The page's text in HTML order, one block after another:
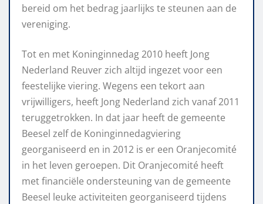
bereid om het bedrag jaarlijks te steunen aan de
vereniging.
Tot en met Koninginnedag 2010 heeft Jong
Nederland Reuver zich altijd ingezet voor een
feestelijke viering. Wegens een tekort aan
vrijwilligers, heeft Jong Nederland zich vanaf 2011
teruggetrokken. In dat jaar heeft de gemeente
Beesel zelf de Koninginnedagviering
georganiseerd en in 2012 is er een Oranjecomité
in het leven geroepen. Dit Oranjecomité heeft
met financiële ondersteuning van de gemeente
Beesel leuke activiteiten georganiseerd tijdens